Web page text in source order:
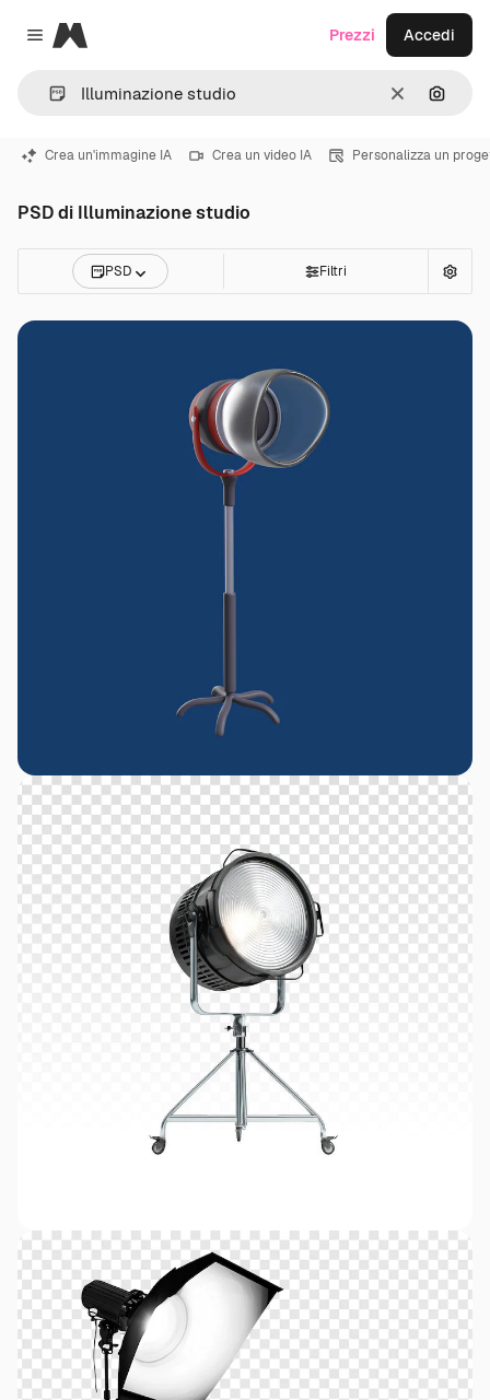
Close menu
Magnific
CancellaCerca
Prezzi Accedi
Crea un'immagine IA Crea un video IA Personalizza un
PSD di Illuminazione studio
PSD Filtri